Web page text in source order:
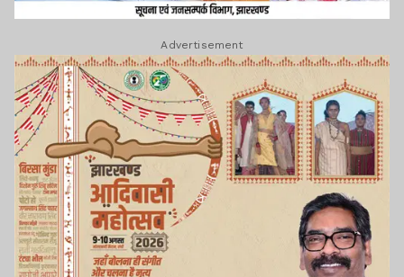
Advertisement